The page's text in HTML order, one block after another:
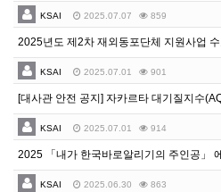
KSAI 2025.07.07 859
KSAI 2025.07.01 901
KSAI 2025.07.01 914
KSAI 2025.06.30 863